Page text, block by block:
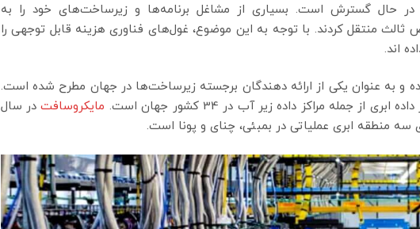
حال گسترش است. بسیاری از مشاغل برنامه‌ها و زیرساخت‌های خود را به
منتقل کردند. با توجه به این موضوع، غول‌های فناوری هزینه قابل توجهی را
اند.
و به عنوان یکی از ارائه دهندگان برجسته زیرساخت‌ها در جهان مطرح شده است.
مایکروسافتدر سال